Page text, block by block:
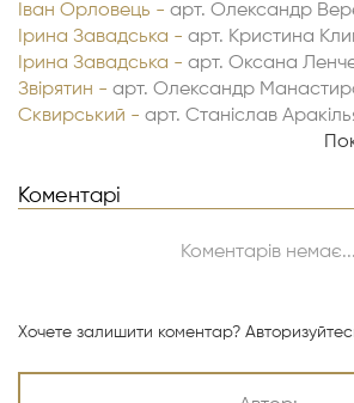
Іван Орловець - арт. Олександр
Ірина Завадська - арт. Кристина
Ірина Завадська - арт. Оксана
Звірятин - арт. Олександр
Сквирський - арт. Станіслав
Конферансьє -
арт. Марія Шарапова
Артистка кабаре -арт. Альона
Артистка кабаре -арт. Марія
Коментарі
Коментарів немає...
Хочете залишити коментар?